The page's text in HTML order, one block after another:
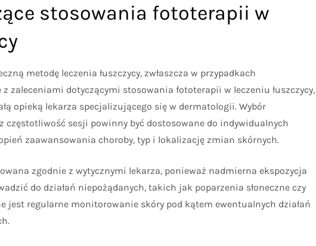
stosowania fototerapii w
metodę leczenia łuszczycy, zwłaszcza w przypadkach
zaleceniami dotyczącymi stosowania fototerapii w leczeniu łuszczycy,
opieką lekarza specjalizującego się w dermatologii. Wybór
częstotliwość sesji powinny być dostosowane do indywidualnych
zaawansowania choroby, typ i lokalizację zmian skórnych.
zgodnie z wytycznymi lekarza, ponieważ nadmierna ekspozycja
do działań niepożądanych, takich jak poparzenia słoneczne czy
jest regularne monitorowanie skóry pod kątem ewentualnych działań